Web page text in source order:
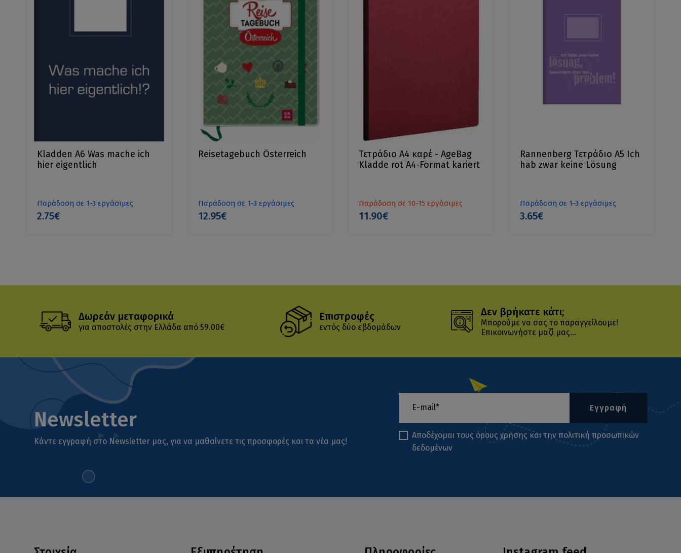
Kladden A6 Was mache ich
hier eigentlich
Παράδοση σε 1-3 εργάσιμες
2.75€
Reisetagebuch Österreich
Παράδοση σε 1-3 εργάσιμες
12.95€
Τετράδιο Α4 καρέ - AgeBag
Kladde rot A4-Format kariert
Παράδοση σε 10-15 εργάσιμες
11.90€
Rannenberg Τετράδιο Α5 Ich
hab zwar keine Lösung
Παράδοση σε 1-3 εργάσιμες
3.65€
Δωρεάν μεταφορικά
για αποστολές στην Ελλάδα από 59.00€
Επιστροφές
εντός δύο εβδομάδων
Δεν βρήκατε κάτι;
Μπορούμε να σας το παραγγείλουμε!
Επικοινωνήστε μαζί μας...
Newsletter
Κάντε εγγραφή στο Newsletter μας, για να μαθαίνετε τις προσφορές και τα νέα μας!
Εγγραφή
Αποδέχομαι τους όρους χρήσης και την πολιτική προσωπικών
δεδομένων